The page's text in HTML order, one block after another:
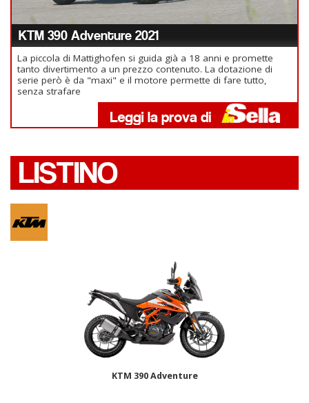
KTM 390 Adventure 2021
La piccola di Mattighofen si guida già a 18 anni e promette
tanto divertimento a un prezzo contenuto. La dotazione di
serie però è da "maxi" e il motore permette di fare tutto,
senza strafare
LISTINO
KTM 390 Adventure